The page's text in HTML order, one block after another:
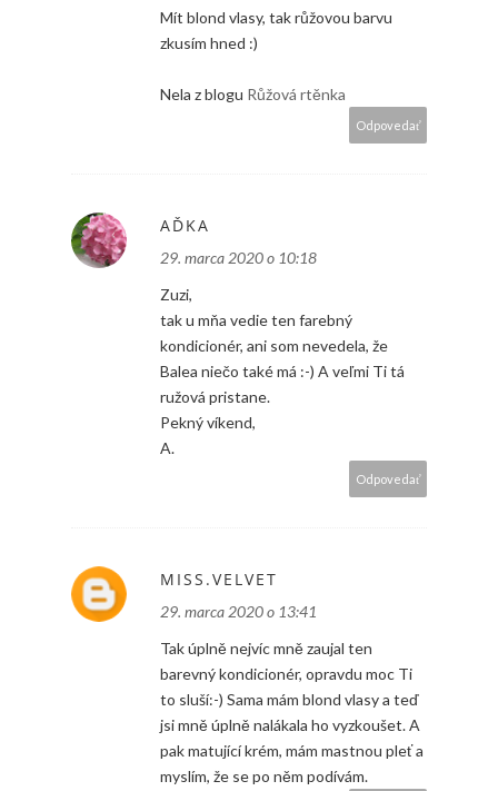
Mít blond vlasy, tak růžovou barvu
zkusím hned :)
Nela z blogu Růžová rtěnka
Odpovedať
AĎKA
29. marca 2020 o 10:18
Zuzi,
tak u mňa vedie ten farebný
kondicionér, ani som nevedela, že
Balea niečo také má :-) A veľmi Ti tá
ružová pristane.
Pekný víkend,
A.
Odpovedať
MISS.VELVET
29. marca 2020 o 13:41
Tak úplně nejvíc mně zaujal ten
barevný kondicionér, opravdu moc Ti
to sluší:-) Sama mám blond vlasy a teď
jsi mně úplně nalákala ho vyzkoušet. A
pak matující krém, mám mastnou pleť a
myslím, že se po něm podívám.